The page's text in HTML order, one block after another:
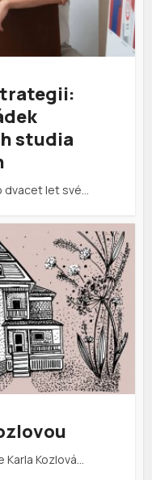
studia
dvacet let své…
Karla Kozlová…